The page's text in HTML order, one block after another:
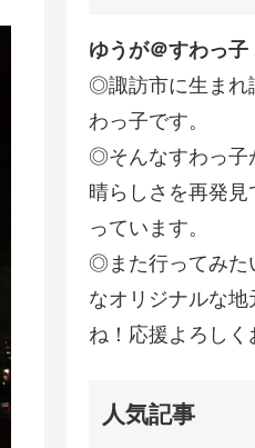
ゆうが＠すわっ子
◎諏訪市に生まれ
わっ子です。
◎そんなすわっ子
晴らしさを再発
っています。
◎また行ってみた
なオリジナルな
ね！応援よろしく
人気記事